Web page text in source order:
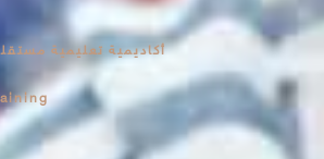
أكاديمية تعليمية